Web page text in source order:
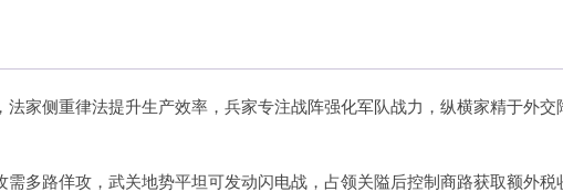
家侧重律法提升生产效率，兵家专注战阵强化军队战力，纵横家精于外交
多路佯攻，武关地势平坦可发动闪电战，占领关隘后控制商路获取额外税